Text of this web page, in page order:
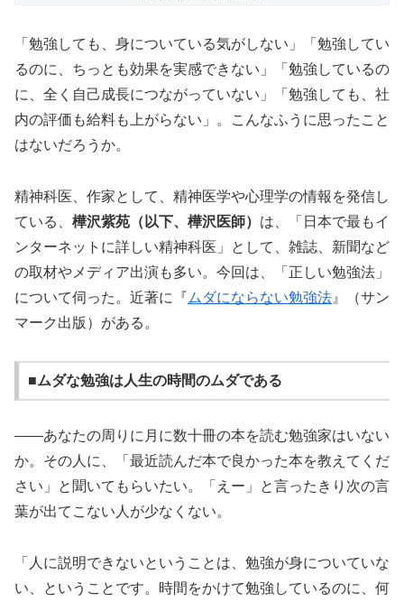
「勉強しても、身についている気がしない」「勉強してい
るのに、ちっとも効果を実感できない」「勉強しているの
に、全く自己成長につながっていない」「勉強しても、社
内の評価も給料も上がらない」。こんなふうに思ったこと
はないだろうか。
精神科医、作家として、精神医学や心理学の情報を発信し
ている、 樺沢紫苑（以下、樺沢医師） は、「日本で最もイ
ンターネットに詳しい精神科医」として、雑誌、新聞など
の取材やメディア出演も多い。今回は、「正しい勉強法」
について伺った。近著に『 ムダにならない勉強法 』（サン
マーク出版）がある。
■ムダな勉強は人生の時間のムダである
――あなたの周りに月に数十冊の本を読む勉強家はいない
か。その人に、「最近読んだ本で良かった本を教えてくだ
さい」と聞いてもらいたい。「えー」と言ったきり次の言
葉が出てこない人が少なくない。
「人に説明できないということは、勉強が身についていな
い、ということです。時間をかけて勉強しているのに、何